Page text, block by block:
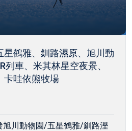
星鶴雅、釧路濕原、旭川動
車、米其林星空夜景、
卡哇依熊牧場
旭川動物園/五星鶴雅/釧路溼